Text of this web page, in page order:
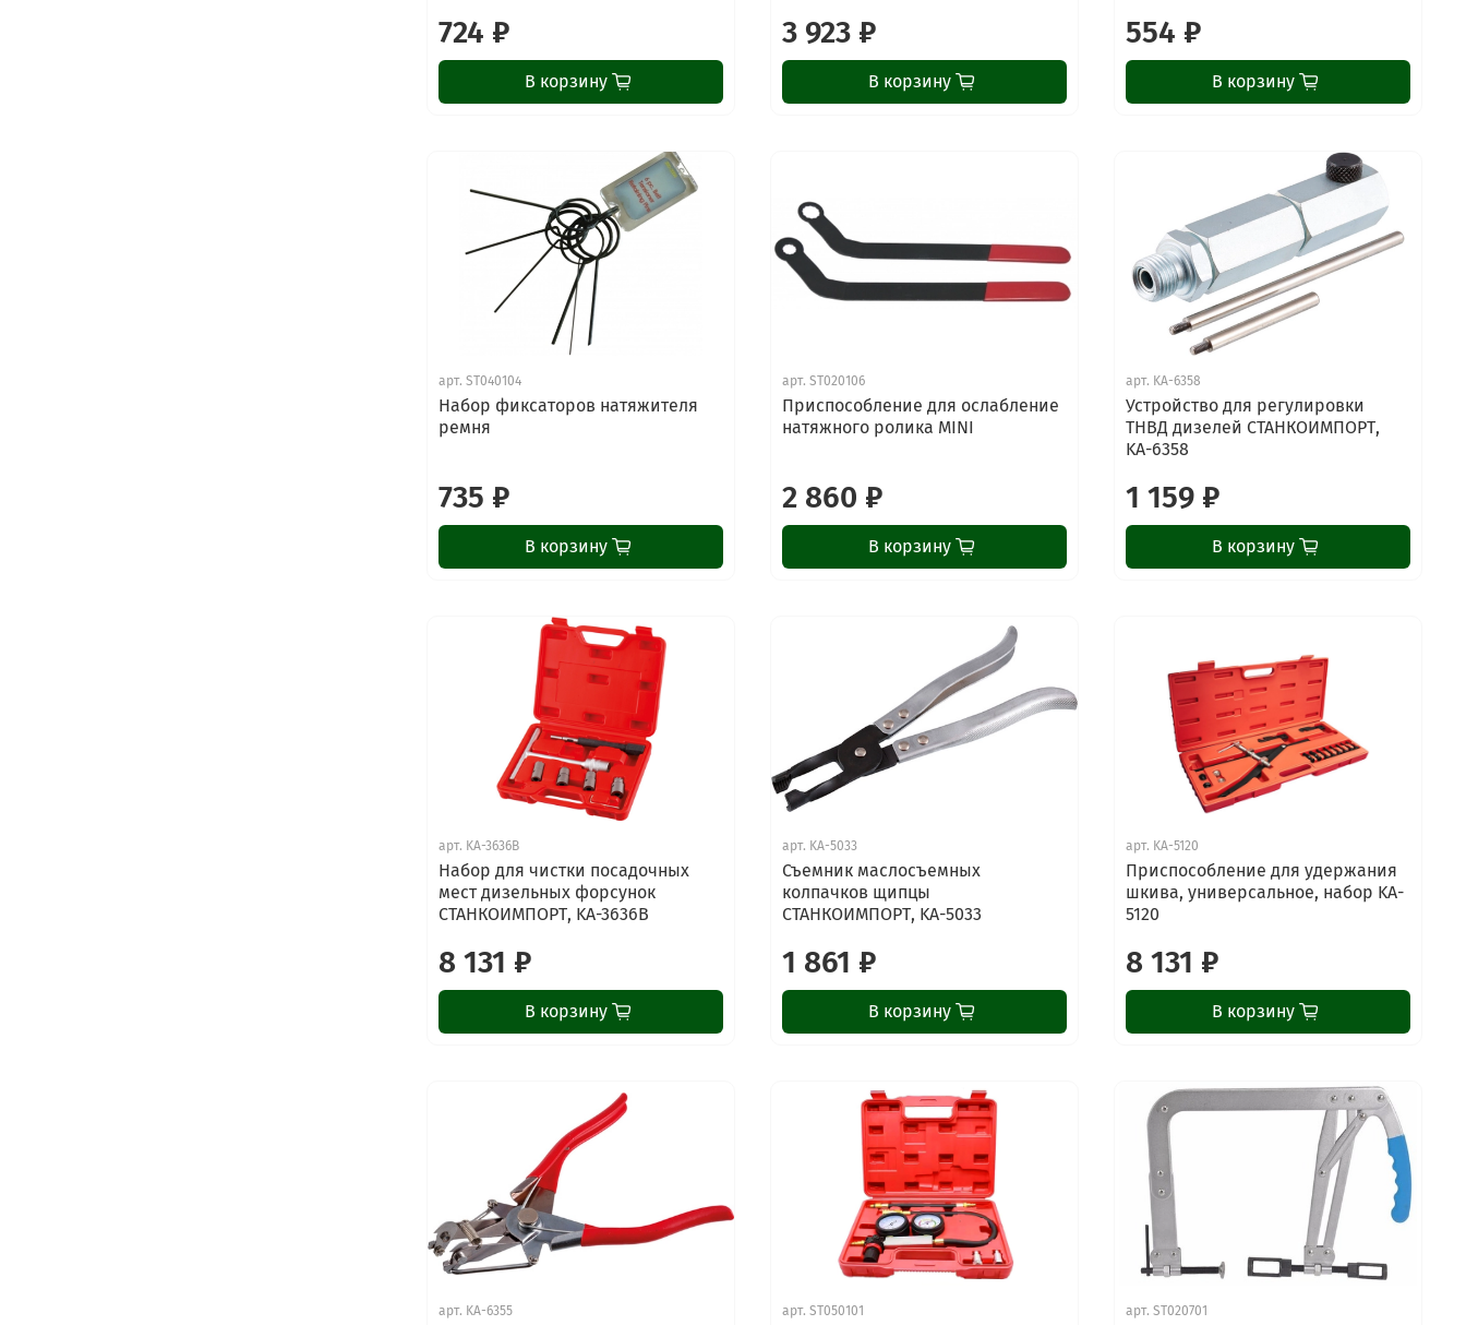
724 ₽
В корзину
3 923 ₽
В корзину
554 ₽
В корзину
арт.ST040104
Набор фиксаторов натяжителя
ремня
735 ₽
В корзину
арт.ST020106
Приспособление для ослабление
натяжного ролика MINI
2 860 ₽
В корзину
арт. KA-6358
Устройство для регулировки
ТНВД дизелей СТАНКОИМПОРТ,
KA-6358
1 159 ₽
В корзину
арт. KA-3636B
Набор для чистки посадочных
мест дизельных форсунок
СТАНКОИМПОРТ, KA-3636B
8 131 ₽
В корзину
арт. KA-5033
Съемник маслосъемных
колпачков щипцы
СТАНКОИМПОРТ, KA-5033
1 861 ₽
В корзину
арт. KA-5120
Приспособление для удержания
шкива, универсальное, набор KA-
5120
8 131 ₽
В корзину
арт. KA-6355 арт.ST050101 арт.ST020701